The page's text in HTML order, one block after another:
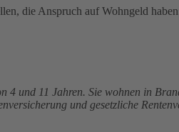
die Anspruch auf Wohngeld
und 11 Jahren. Sie wohnen in
und gesetzliche